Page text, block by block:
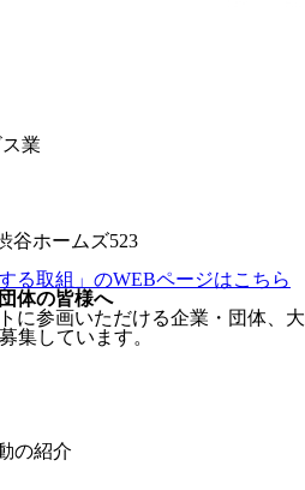
業
谷ホームズ523
る取組」のWEBページはこちら
体の皆様へ
に参画いただける企業・団体、大
集しています。
の紹介